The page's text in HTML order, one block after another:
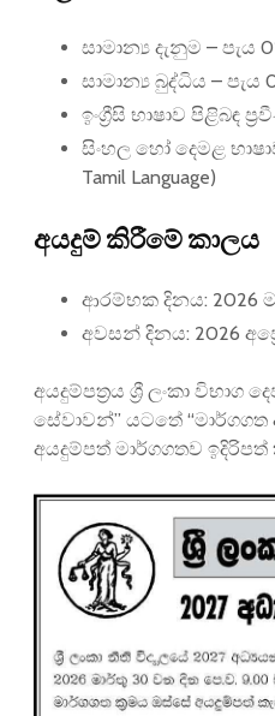
සාමාන්‍ය දැනුම – පැය
සාමාන්‍ය බුද්ධිය – පැය
ඉංග්‍රීසි භාෂාව පිළිබඳ
සිංහල හෝ දෙමළ භාෂාව
Tamil Language)
අයදුම් කිරීමේ කාලය
ආරම්භක දිනය: 2026
අවසන් දිනය: 2026
අයදුම්පත්‍රය ශ්‍රී ලංකා විභාග
සේවාවන්” යටතේ “මාර්ගගත
අයදුම්පත් මාර්ගගතව